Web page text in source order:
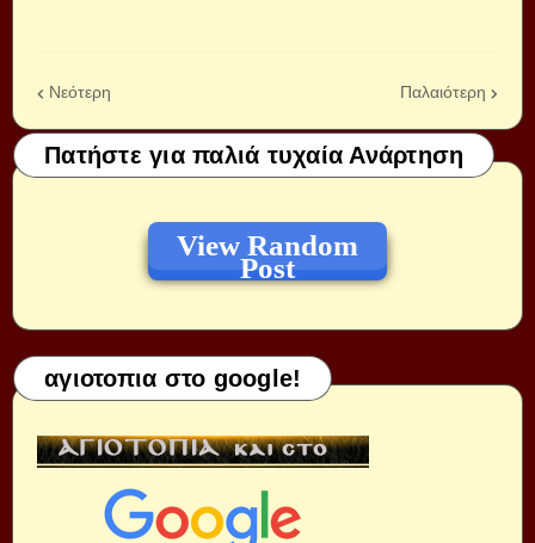
Νεότερη Παλαιότερη
Πατήστε για παλιά τυχαία Ανάρτηση
View Random
Post
αγιοτοπια στο google!